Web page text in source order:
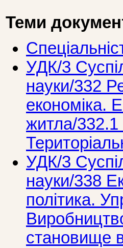
Теми
УДК/3
науки/332
економіка.
житла/332.1
УДК/3
науки/338
політика.
становище в